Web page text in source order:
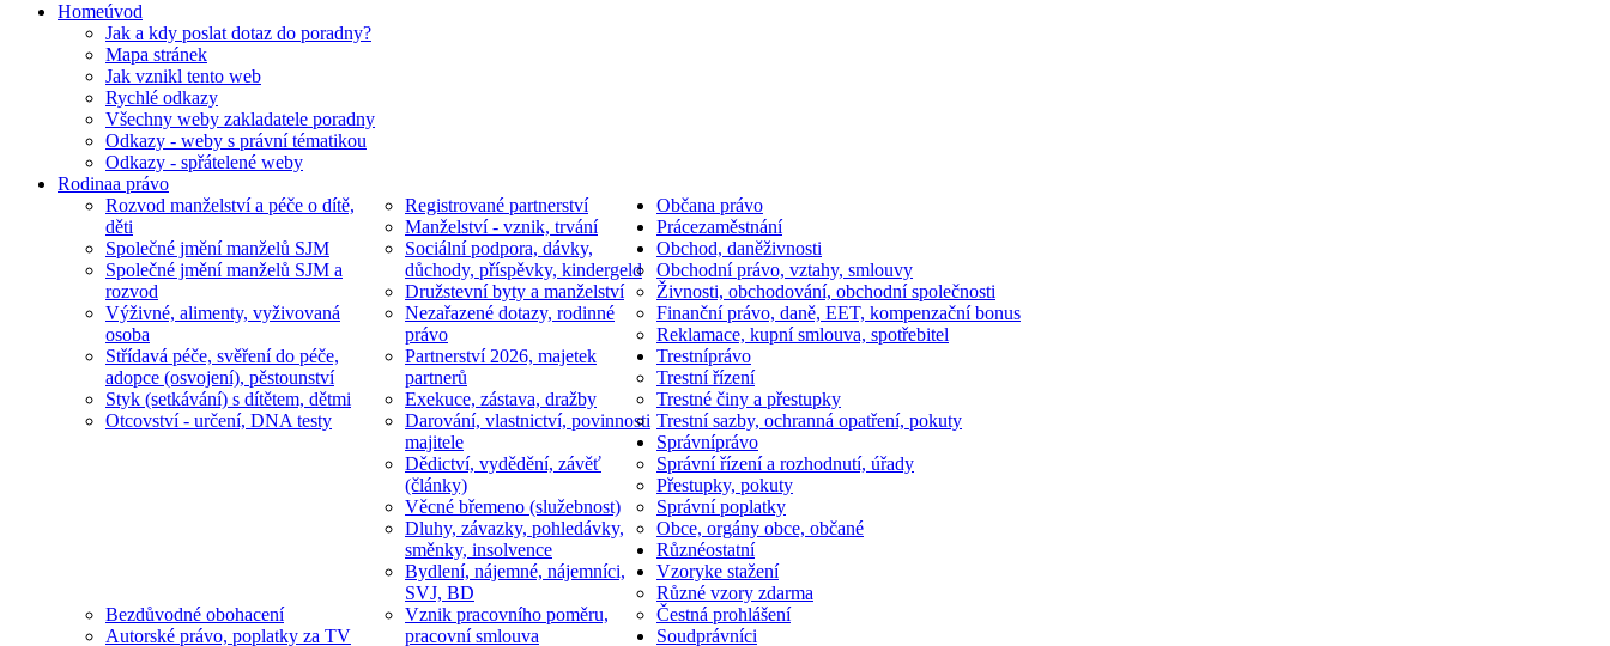
Homeúvod
Jak a kdy poslat dotaz do poradny?
Mapa stránek
Jak vznikl tento web
Rychlé odkazy
Všechny weby zakladatele poradny
Odkazy - weby s právní tématikou
Odkazy - spřátelené weby
Rodinaa právo
Rozvod manželství a péče o dítě,
děti
Společné jmění manželů SJM
Společné jmění manželů SJM a
rozvod
Výživné, alimenty, vyživovaná
osoba
Střídavá péče, svěření do péče,
adopce (osvojení), pěstounství
Styk (setkávání) s dítětem, dětmi
Otcovství - určení, DNA testy
Registrované partnerství
Manželství - vznik, trvání
Sociální podpora, dávky,
důchody, příspěvky, kindergeld
Družstevní byty a manželství
Nezařazené dotazy, rodinné
právo
Partnerství 2026, majetek
partnerů
Občana právo
Exekuce, zástava, dražby
Darování, vlastnictví, povinnosti
majitele
Dědictví, vydědění, závěť
(články)
Věcné břemeno (služebnost)
Dluhy, závazky, pohledávky,
směnky, insolvence
Bydlení, nájemné, nájemníci,
SVJ, BD
Bezdůvodné obohacení
Autorské právo, poplatky za TV
Prácezaměstnání
Vznik pracovního poměru,
pracovní smlouva
Obchod, daněživnosti
Obchodní právo, vztahy, smlouvy
Živnosti, obchodování, obchodní společnosti
Finanční právo, daně, EET, kompenzační bonus
Reklamace, kupní smlouva, spotřebitel
Trestníprávo
Trestní řízení
Trestné činy a přestupky
Trestní sazby, ochranná opatření, pokuty
Správníprávo
Správní řízení a rozhodnutí, úřady
Přestupky, pokuty
Správní poplatky
Obce, orgány obce, občané
Různéostatní
Vzoryke stažení
Různé vzory zdarma
Čestná prohlášení
Soudprávníci